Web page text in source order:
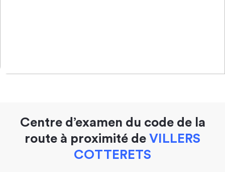
Centre d’examen du code de la
route à proximité de VILLERS
COTTERETS